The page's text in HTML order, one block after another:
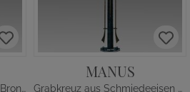
Grabkreuz aus Edelstahl & Bronze
MANUS
Grabkreuz aus Schmiedeeisen mit Jesus